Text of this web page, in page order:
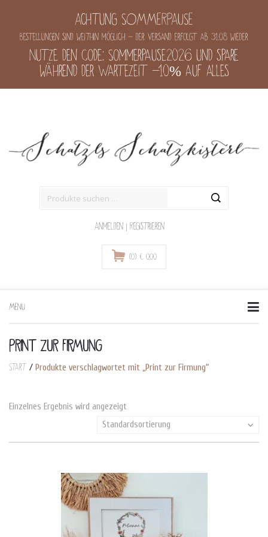
Achtung SOMMERPAUSE
Bestellungen sind weithin möglich - der Versand erfolgt ab 31.08 wieder
Nutze den Code: Sommerpause2026 und spare
während der Wartezeit -10% auf alles
Anmelden | Registrieren
(0) € 0,00
MENU
to
PRINT ZUR FIRMUNG
Start / Produkte verschlagwortet mit „Print zur Firmung“
Einzelnes Ergebnis wird angezeigt
Standardsortierung